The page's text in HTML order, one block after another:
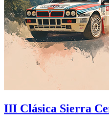
III Clásica Sierra